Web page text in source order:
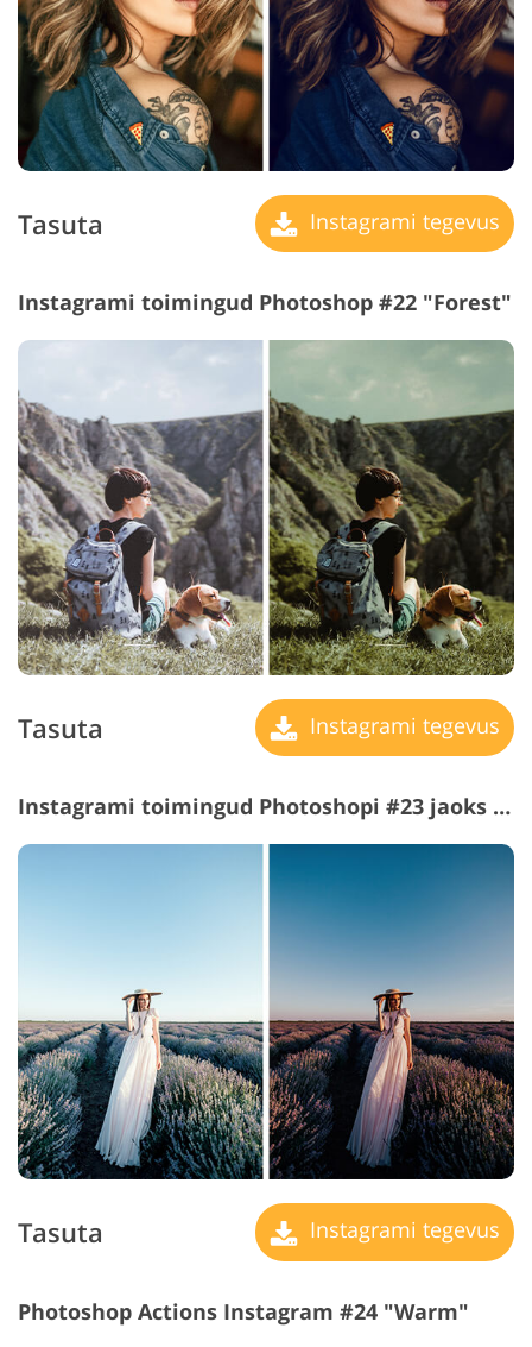
Tasuta Instagrami tegevus
Instagrami toimingud Photoshop #22 "Forest"
Tasuta Instagrami tegevus
Instagrami toimingud Photoshopi #23 jaoks "Rose"
Tasuta Instagrami tegevus
Photoshop Actions Instagram #24 "Warm"